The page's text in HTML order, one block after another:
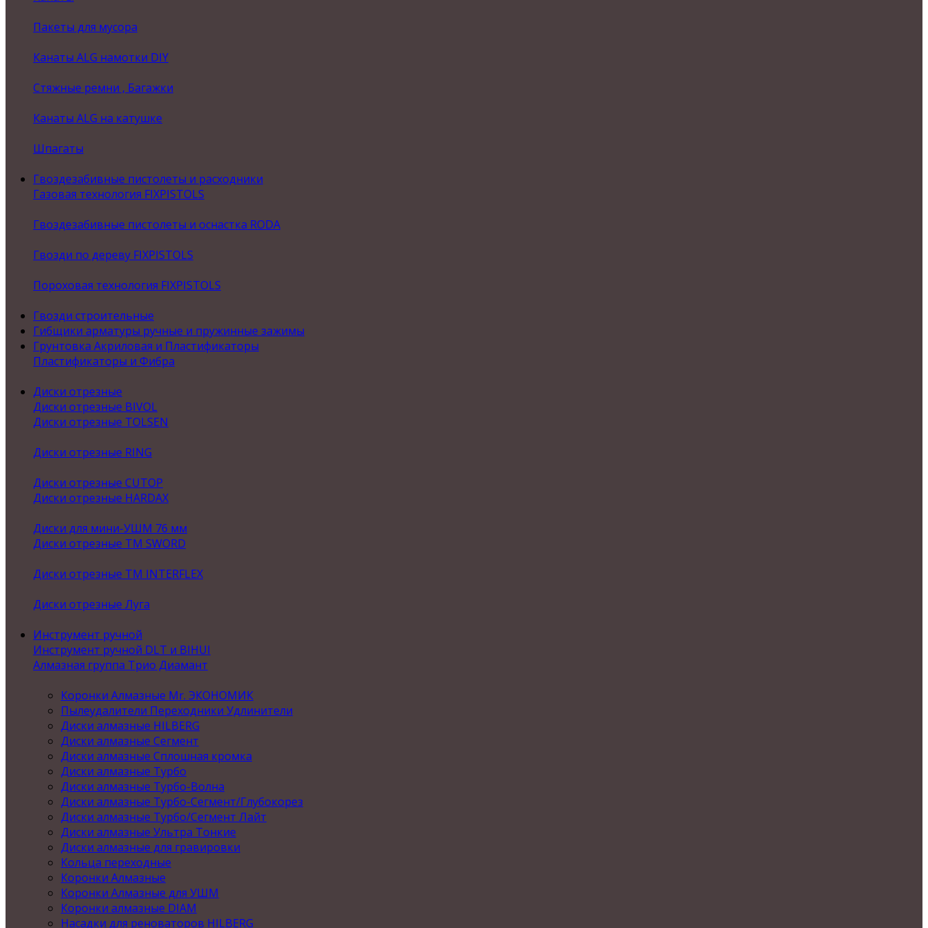
Пакеты для мусора
Канаты ALG намотки DIY
Стяжные ремни , Багажки
Канаты ALG на катушке
Шпагаты
Гвоздезабивные пистолеты и расходники
Газовая технология FIXPISTOLS
Гвоздезабивные пистолеты и оснастка RODA
Гвозди по дереву FIXPISTOLS
Пороховая технология FIXPISTOLS
Гвозди строительные
Гибщики арматуры ручные и пружинные зажимы
Грунтовка Акриловая и Пластификаторы
Пластификаторы и Фибра
Диски отрезные
Диски отрезные BIVOL
Диски отрезные TOLSEN
Диски отрезные RING
Диски отрезные CUTOP
Диски отрезные HARDAX
Диски для мини-УШМ 76 мм
Диски отрезные ТМ SWORD
Диски отрезные ТМ INTERFLEX
Диски отрезные Луга
Инструмент ручной
Инструмент ручной DLT и BIHUI
Алмазная группа Трио Диамант
Коронки Алмазные Mr. ЭКОНОМИК
Пылеудалители Переходники Удлинители
Диски алмазные HILBERG
Диски алмазные Сегмент
Диски алмазные Сплошная кромка
Диски алмазные Турбо
Диски алмазные Турбо-Волна
Диски алмазные Турбо-Сегмент/Глубокорез
Диски алмазные Турбо/Сегмент Лайт
Диски алмазные Ультра Тонкие
Диски алмазные для гравировки
Кольца переходные
Коронки Алмазные
Коронки Алмазные для УШМ
Коронки алмазные DIAM
Насадки для реноваторов HILBERG